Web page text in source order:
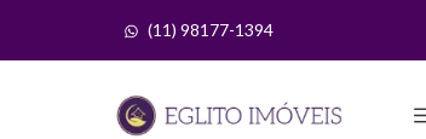
(11) 98177-1394
Página inicial